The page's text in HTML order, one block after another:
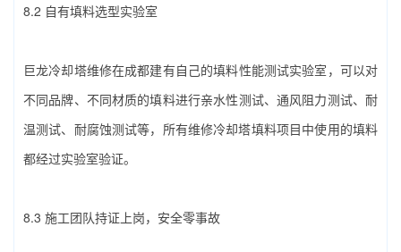
8.2 自有填料选型实验室
巨龙冷却塔维修在成都建有自己的填料性能测试实验室，可以对
不同品牌、不同材质的填料进行亲水性测试、通风阻力测试、耐
温测试、耐腐蚀测试等，所有‌维修冷却塔填料‌项目中使用的填料
都经过实验室验证。
8.3 施工团队持证上岗，安全零事故